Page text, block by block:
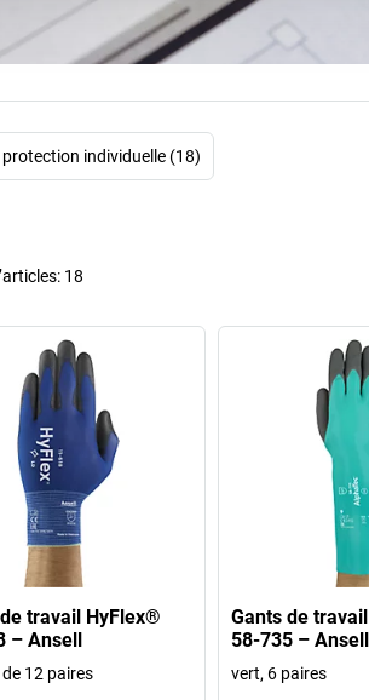
individuelle (18)
18
travail HyFlex®
– Ansell
12 paires
Gants de
58-735 – Ansell
vert, 6 paires